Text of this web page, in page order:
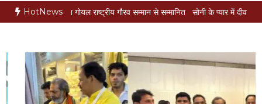
HotNews
मुकेश गोयल राष्ट्रीय गौरव सम्मान से सम्मानित सोनी के प्यार में दीवानी सीता पहुंची मेरठ